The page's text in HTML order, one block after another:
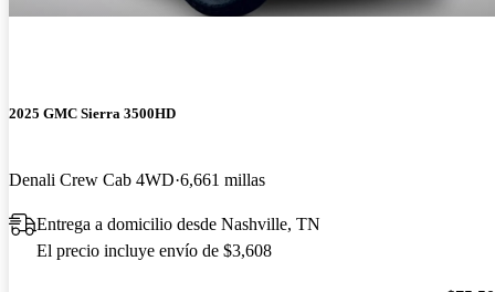
2025 GMC Sierra 3500HD
Denali Crew Cab 4WD 6,661 millas
Entrega a domicilio desde Nashville, TN
El precio incluye envío de $3,608